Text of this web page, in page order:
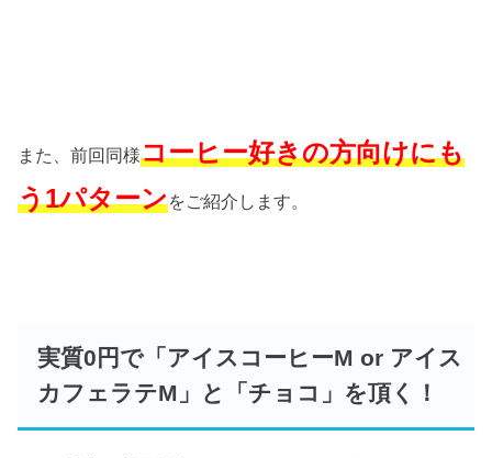
また、前回同様コーヒー好きの方向けにも
う1パターンをご紹介します。
実質0円で「アイスコーヒーM or アイス
カフェラテM」と「チョコ」を頂く！